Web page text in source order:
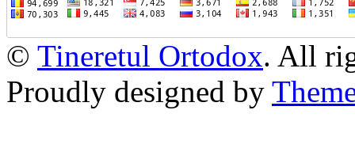
© Tineretul Ortodox. All
Proudly designed by